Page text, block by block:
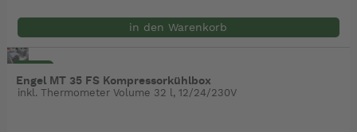
in den Warenkorb
Engel MT 35 FS Kompressorkühlbox
inkl. Thermometer Volume 32 l, 12/24/230V